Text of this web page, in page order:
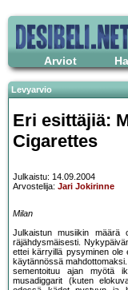
Arviot
Levyarvio
Eri esittäjiä:
Cigarettes
Julkaistu: 14.09.2004
Arvostelija: Jari Jokirinne
Milan
Julkaistun musiikin määrä
räjähdysmäisesti.
ettei kärryillä pysyminen ole
käytännössä
sementoituu ajan myötä
musadiggarit (kuten